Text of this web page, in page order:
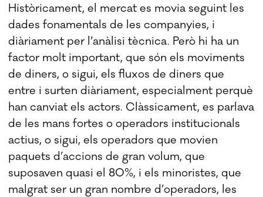
Històricament, el mercat es movia seguint les
dades fonamentals de les companyies, i
diàriament per l’anàlisi tècnica. Però hi ha un
factor molt important, que són els moviments
de diners, o sigui, els fluxos de diners que
entre i surten diàriament, especialment perquè
han canviat els actors. Clàssicament, es parlava
de les mans fortes o operadors institucionals
actius, o sigui, els operadors que movien
paquets d’accions de gran volum, que
suposaven quasi el 80%, i els minoristes, que
malgrat ser un gran nombre d’operadors, les